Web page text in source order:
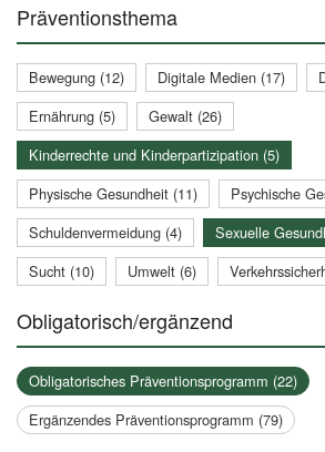
Präventionsthema
Bewegung (12) Digitale Medien (17)
Ernährung (5)
Gewalt (26)
Kinderrechte und Kinderpartizipation (5)
Physische Gesundheit (11)
Psychische
Schuldenvermeidung (4)
Sexuelle
Sucht (10)
Umwelt (6)
Obligatorisch/ergänzend
Obligatorisches Präventionsprogramm (22)
Ergänzendes Präventionsprogramm (79)